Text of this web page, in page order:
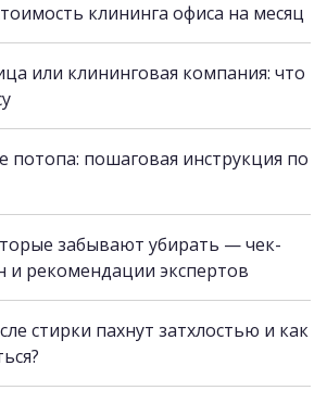
клининга офиса на месяц
или клининговая компания: что
потопа: пошаговая инструкция по
забывают убирать — чек-
и рекомендации экспертов
стирки пахнут затхлостью и как